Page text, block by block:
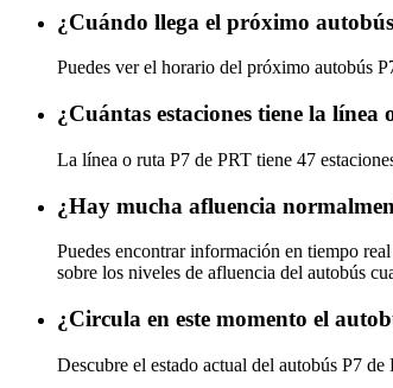
¿Cuándo llega el próximo
Puedes ver el horario del próximo autobús
¿Cuántas estaciones tiene la
La línea o ruta P7 de PRT tiene 47
¿Hay mucha afluencia
Puedes encontrar información en tiempo
sobre los niveles de afluencia del autobús
¿Circula en este momento el
Descubre el estado actual del autobús P7 de